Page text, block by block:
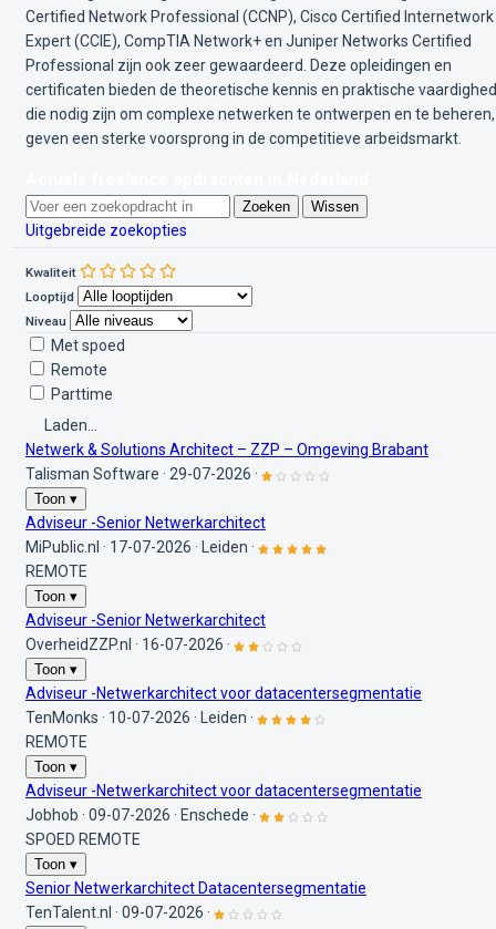
Certified Network Professional (CCNP), Cisco Certified Internetwork
Expert (CCIE), CompTIA Network+ en Juniper Networks Certified
Professional zijn ook zeer gewaardeerd. Deze opleidingen en
certificaten bieden de theoretische kennis en praktische
die nodig zijn om complexe netwerken te ontwerpen en te
geven een sterke voorsprong in de competitieve arbeidsmarkt.
Zoeken Wissen
Uitgebreide zoekopties
Kwaliteit
Looptijd
Niveau
Met spoed
Remote
Parttime
Laden...
Netwerk & Solutions Architect – ZZP – Omgeving Brabant
Talisman Software · 29-07-2026 ·
Toon ▾
Adviseur -Senior Netwerkarchitect
MiPublic.nl · 17-07-2026 · Leiden ·
REMOTE
Toon ▾
Adviseur -Senior Netwerkarchitect
OverheidZZP.nl · 16-07-2026 ·
Toon ▾
Adviseur -Netwerkarchitect voor datacentersegmentatie
TenMonks · 10-07-2026 · Leiden ·
REMOTE
Toon ▾
Adviseur -Netwerkarchitect voor datacentersegmentatie
Jobhob · 09-07-2026 · Enschede ·
SPOED REMOTE
Toon ▾
Senior Netwerkarchitect Datacentersegmentatie
TenTalent.nl · 09-07-2026 ·